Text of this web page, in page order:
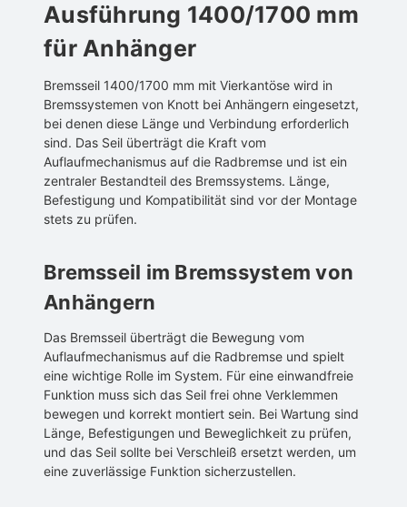
Ausführung 1400/1700 mm
für Anhänger
Bremsseil 1400/1700 mm mit Vierkantöse wird in
Bremssystemen von Knott bei Anhängern eingesetzt,
bei denen diese Länge und Verbindung erforderlich
sind. Das Seil überträgt die Kraft vom
Auflaufmechanismus auf die Radbremse und ist ein
zentraler Bestandteil des Bremssystems. Länge,
Befestigung und Kompatibilität sind vor der Montage
stets zu prüfen.
Bremsseil im Bremssystem von
Anhängern
Das Bremsseil überträgt die Bewegung vom
Auflaufmechanismus auf die Radbremse und spielt
eine wichtige Rolle im System. Für eine einwandfreie
Funktion muss sich das Seil frei ohne Verklemmen
bewegen und korrekt montiert sein. Bei Wartung sind
Länge, Befestigungen und Beweglichkeit zu prüfen,
und das Seil sollte bei Verschleiß ersetzt werden, um
eine zuverlässige Funktion sicherzustellen.